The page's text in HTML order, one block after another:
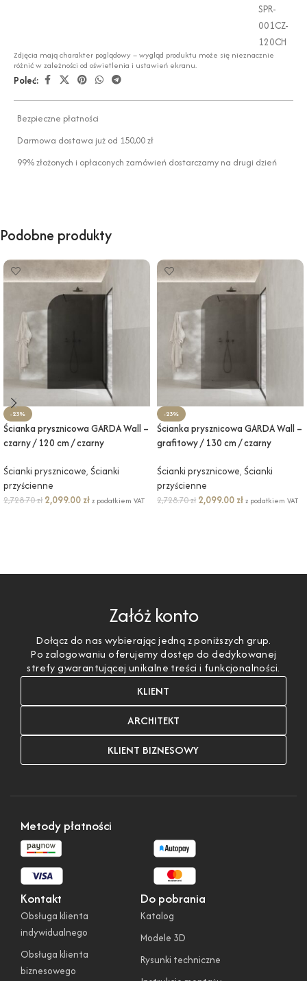
SPR-
001CZ-
120CH
Zdjęcia mają charakter poglądowy – wygląd produktu może się nieznacznie
różnić w zależności od oświetlenia i ustawień ekranu.
Poleć:
Bezpieczne płatności
Darmowa dostawa już od 150,00 zł
99% złożonych i opłaconych zamówień dostarczamy na drugi dzień
Podobne produkty
-23%
Ścianka prysznicowa GARDA Wall –
czarny / 120 cm / czarny
Ścianki prysznicowe, Ścianki
przyścienne
2,728.70zł 2,099.00 złz podatkiem VAT
-23%
Ścianka prysznicowa GARDA Wall –
grafitowy / 130 cm / czarny
Ścianki prysznicowe, Ścianki
przyścienne
2,728.70zł 2,099.00 złz podatkiem VAT
Załóż konto
Dołącz do nas wybierając jedną z poniższych grup.
Po zalogowaniu oferujemy dostęp do dedykowanej
strefy gwarantującej unikalne treści i funkcjonalności.
KLIENT
ARCHITEKT
KLIENT BIZNESOWY
Kontakt
Obsługa klienta
indywidualnego
Obsługa klienta
biznesowego
Do pobrania
Katalog
Modele 3D
Rysunki techniczne
Metody płatności